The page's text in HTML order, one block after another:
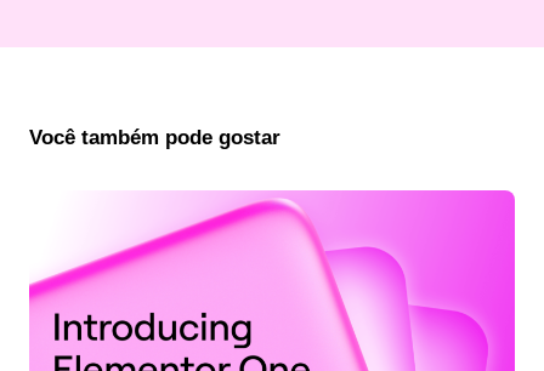
Você também pode gostar